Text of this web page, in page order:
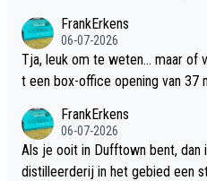
FrankErkens
06-07-2026
Tja, leuk om te weten... maar of
t een box-office opening van 37
FrankErkens
06-07-2026
Als je ooit in Dufftown bent, dan
distilleerderij in het gebied een sterk plan. Of